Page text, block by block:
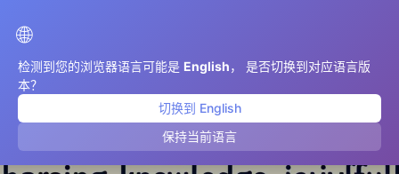
🌐
检测到您的浏览器语言可能是 English， 是否切换到对应语言版
本？
切换到 English
保持当前语言
인공지능